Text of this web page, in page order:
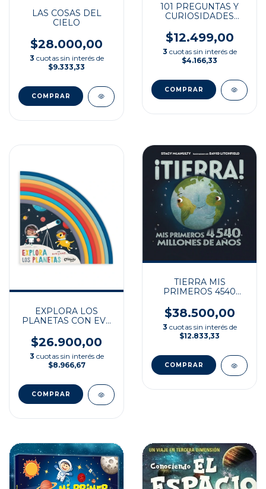
LAS COSAS DEL
CIELO
$28.000,00
3 cuotas sin interés de
$9.333,33
101 PREGUNTAS Y
CURIOSIDADES
$12.499,00
3 cuotas sin interés de
$4.166,33
EXPLORA LOS
PLANETAS CON EVE
$26.900,00
3 cuotas sin interés de
$8.966,67
TIERRA MIS
PRIMEROS 4540
$38.500,00
3 cuotas sin interés de
$12.833,33